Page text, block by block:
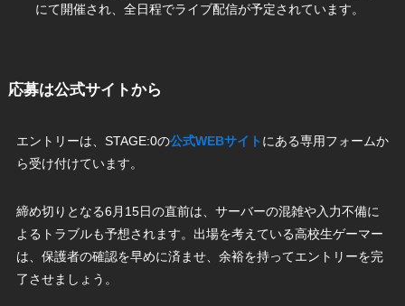
にて開催され、全日程でライブ配信が予定されています。
応募は公式サイトから
エントリーは、STAGE:0の公式WEBサイト にある専用フォームか
ら受け付けています。
締め切りとなる6月15日の直前は、サーバーの混雑や入力不備に
よるトラブルも予想されます。出場を考えている高校生ゲーマー
は、保護者の確認を早めに済ませ、余裕を持ってエントリーを完
了させましょう。